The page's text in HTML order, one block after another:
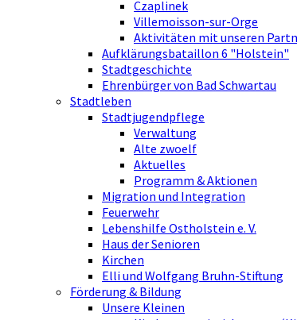
Czaplinek
Villemoisson-sur-Orge
Aktivitäten mit unseren
Aufklärungsbataillon 6 "Holstein"
Stadtgeschichte
Ehrenbürger von Bad Schwartau
Stadtleben
Stadtjugendpflege
Verwaltung
Alte zwoelf
Aktuelles
Programm & Aktionen
Migration und Integration
Feuerwehr
Lebenshilfe Ostholstein e. V.
Haus der Senioren
Kirchen
Elli und Wolfgang Bruhn-Stiftung
Förderung & Bildung
Unsere Kleinen